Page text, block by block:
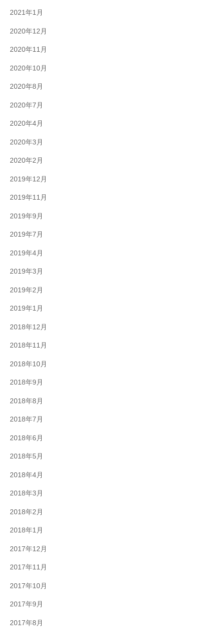
2021年1月
2020年12月
2020年11月
2020年10月
2020年8月
2020年7月
2020年4月
2020年3月
2020年2月
2019年12月
2019年11月
2019年9月
2019年7月
2019年4月
2019年3月
2019年2月
2019年1月
2018年12月
2018年11月
2018年10月
2018年9月
2018年8月
2018年7月
2018年6月
2018年5月
2018年4月
2018年3月
2018年2月
2018年1月
2017年12月
2017年11月
2017年10月
2017年9月
2017年8月